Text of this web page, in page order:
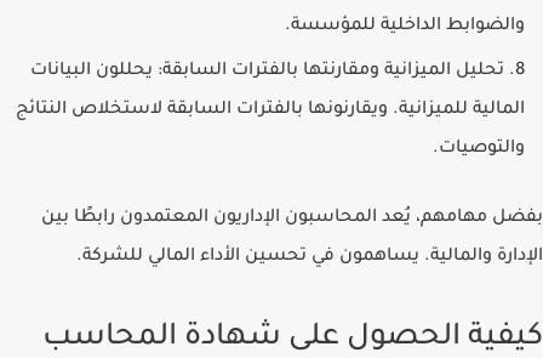
والضوابط الداخلية للمؤسسة.
تحليل الميزانية ومقارنتها بالفترات السابقة: يحللون البيانات
المالية للميزانية. ويقارنونها بالفترات السابقة لاستخلاص النتائج
والتوصيات.
بفضل مهامهم، يُعد المحاسبون الإداريون المعتمدون رابطًا بين
الإدارة والمالية. يساهمون في تحسين الأداء المالي للشركة.
كيفية الحصول على شهادة المحاسب